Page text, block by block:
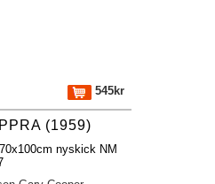
545kr
(1959)
nyskick NM